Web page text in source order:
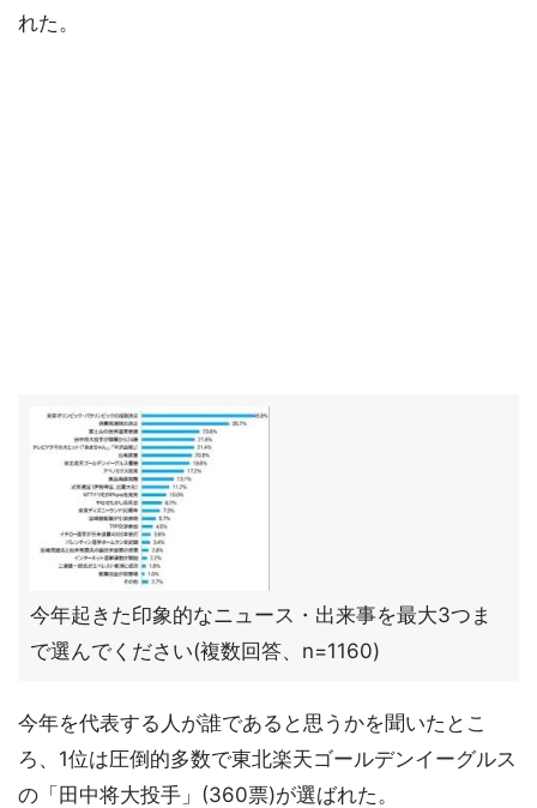
れた。
今年起きた印象的なニュース・出来事を最大3つま
で選んでください(複数回答、n=1160)
今年を代表する人が誰であると思うかを聞いたとこ
ろ、1位は圧倒的多数で東北楽天ゴールデンイーグルス
の「田中将大投手」(360票)が選ばれた。